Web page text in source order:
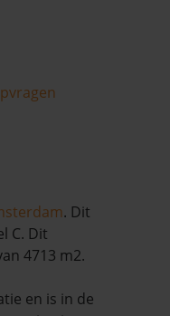
. Dit
C. Dit
4713 m2.
en is in de